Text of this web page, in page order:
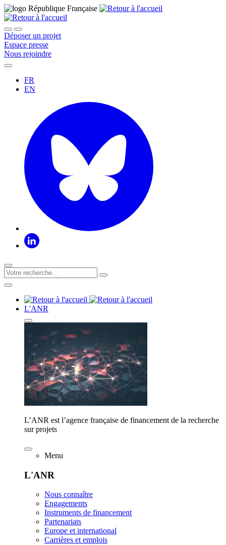
Déposer un projet
Espace presse
Nous rejoindre
FR
EN
L'ANR
L’ANR est l’agence française de financement de la recherche
sur projets
Menu
L'ANR
Nous connaître
Engagements
Instruments de financement
Partenariats
Europe et international
Carrières et emplois